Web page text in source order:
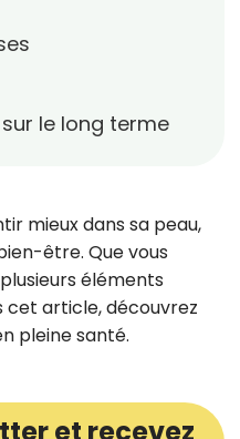
le long terme
mieux dans sa peau,
être. Que vous
éléments
cet article, découvrez
pleine santé.